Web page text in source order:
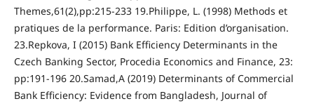
Themes,61(2),pp:215-233 19.Philippe, L. (1998) Methods et
pratiques de la performance. Paris: Edition d’organisation.
23.Repkova, I (2015) Bank Efficiency Determinants in the
Czech Banking Sector, Procedia Economics and Finance, 23:
pp:191-196 20.Samad,A (2019) Determinants of Commercial
Bank Efficiency: Evidence from Bangladesh, Journal of